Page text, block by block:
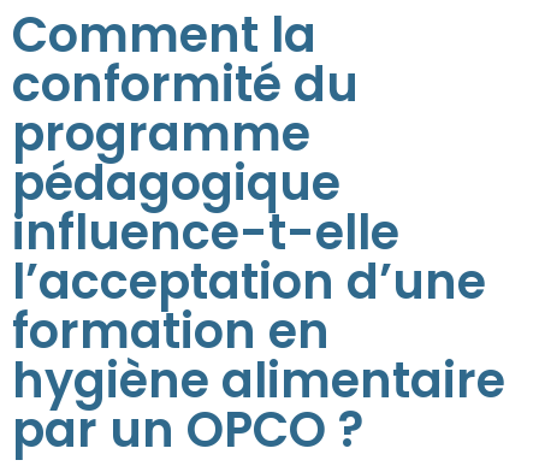
Comment la
conformité du
programme
pédagogique
influence-t-elle
l’acceptation d’une
formation en
hygiène alimentaire
par un OPCO ?